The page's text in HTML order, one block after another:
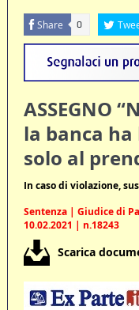
Share 0
ASSEGNO
la banca ha
solo al
In caso di violazione,
Sentenza | Giudice di
10.02.2021 | n.18243
Scarica